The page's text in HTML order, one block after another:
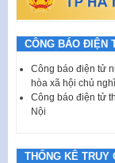
CÔNG BÁO ĐIỆN
Công báo điện tử
hòa xã hội chủ
Công báo điện tử
Nội
THỐNG KÊ TRUY